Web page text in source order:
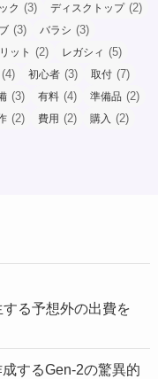
ク (3) ディスクトップ(2)
(3) バラシ (3)
ット (2) レガシィ (5)
(4) 初心者 (3) 取付 (7)
(3) 有料 (4) 準備品 (2)
(2) 費用 (2) 購入 (2)
る予想外の出費を
するGen-2の驚異的